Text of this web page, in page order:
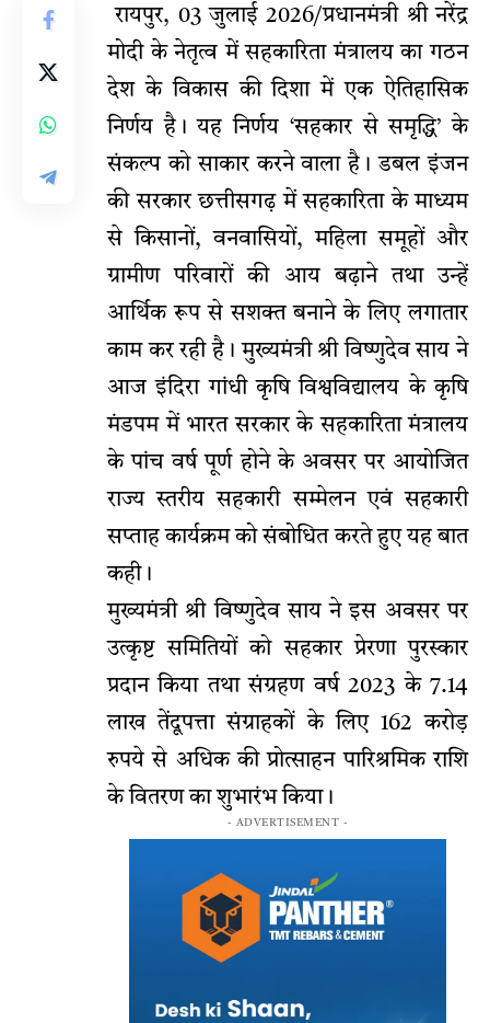
रायपुर, 03 जुलाई 2026/प्रधानमंत्री श्री नरेंद्र
मोदी के नेतृत्व में सहकारिता मंत्रालय का गठन
देश के विकास की दिशा में एक ऐतिहासिक
निर्णय है। यह निर्णय ‘सहकार से समृद्धि’ के
संकल्प को साकार करने वाला है। डबल इंजन
की सरकार छत्तीसगढ़ में सहकारिता के माध्यम
से किसानों, वनवासियों, महिला समूहों और
ग्रामीण परिवारों की आय बढ़ाने तथा उन्हें
आर्थिक रूप से सशक्त बनाने के लिए लगातार
काम कर रही है। मुख्यमंत्री श्री विष्णुदेव साय ने
आज इंदिरा गांधी कृषि विश्वविद्यालय के कृषि
मंडपम में भारत सरकार के सहकारिता मंत्रालय
के पांच वर्ष पूर्ण होने के अवसर पर आयोजित
राज्य स्तरीय सहकारी सम्मेलन एवं सहकारी
सप्ताह कार्यक्रम को संबोधित करते हुए यह बात
कही।
मुख्यमंत्री श्री विष्णुदेव साय ने इस अवसर पर
उत्कृष्ट समितियों को सहकार प्रेरणा पुरस्कार
प्रदान किया तथा संग्रहण वर्ष 2023 के 7.14
लाख तेंदूपत्ता संग्राहकों के लिए 162 करोड़
रुपये से अधिक की प्रोत्साहन पारिश्रमिक राशि
के वितरण का शुभारंभ किया।
- ADVERTISEMENT -